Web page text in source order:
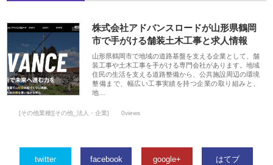
株式会社アドバンスロードが山形県鶴岡
市で手がける舗装土木工事と求人情報
山形県鶴岡市で地域の道路基盤を支える企業として、舗
装工事や土木工事を手がける専門会社があります。地域
住民の生活を支える道路整備から、公共施設周辺の環境
整備まで、幅広い工事実績を持つ企業の取り組みと、
地…
[その他業種][その他_法人・企業] 0views
twitter facebook google+ はてブ